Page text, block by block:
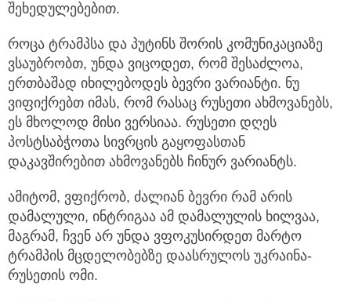
შეხედულებებით.
როცა ტრამპსა და პუტინს შორის კომუნიკაციაზე
ვსაუბრობთ, უნდა ვიცოდეთ, რომ შესაძლოა,
ერთბაშად იხილებოდეს ბევრი ვარიანტი. ნუ
ვიფიქრებთ იმას, რომ რასაც რუსეთი ახმოვანებს,
ეს მხოლოდ მისი ვერსიაა. რუსეთი დღეს
პოსტსაბჭოთა სივრცის გაყოფასთან
დაკავშირებით ახმოვანებს ჩინურ ვარიანტს.
ამიტომ, ვფიქრობ, ძალიან ბევრი რამ არის
დამალული, ინტრიგაა ამ დამალულის ხილვაა,
მაგრამ, ჩვენ არ უნდა ვფოკუსირდეთ მარტო
ტრამპის მცდელობებზე დაასრულოს უკრაინა-
რუსეთის ომი.